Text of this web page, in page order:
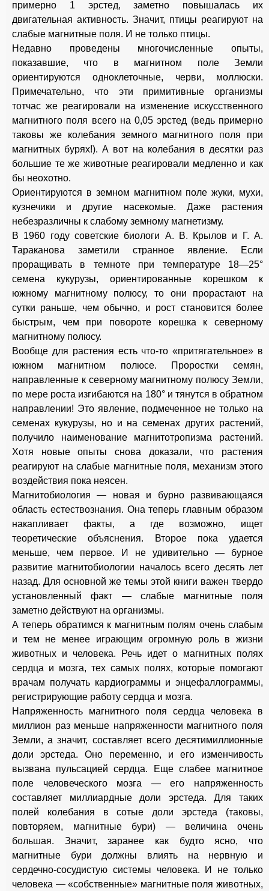
примерно 1 эрстед, заметно повышалась их
двигательная активность. Значит, птицы реагируют на
слабые магнитные поля. И не только птицы.
Недавно проведены многочисленные опыты,
показавшие, что в магнитном поле Земли
ориентируются одноклеточные, черви, моллюски.
Примечательно, что эти примитивные организмы
тотчас же реагировали на изменение искусственного
магнитного поля всего на 0,05 эрстед (ведь примерно
таковы же колебания земного магнитного поля при
магнитных бурях!). А вот на колебания в десятки раз
большие те же животные реагировали медленно и как
бы неохотно.
Ориентируются в земном магнитном поле жуки, мухи,
кузнечики и другие насекомые. Даже растения
небезразличны к слабому земному магнетизму.
В 1960 году советские биологи А. В. Крылов и Г. А.
Тараканова заметили странное явление. Если
проращивать в темноте при температуре 18—25°
семена кукурузы, ориентированные корешком к
южному магнитному полюсу, то они прорастают на
сутки раньше, чем обычно, и рост становится более
быстрым, чем при повороте корешка к северному
магнитному полюсу.
Вообще для растения есть что-то «притягательное» в
южном магнитном полюсе. Проростки семян,
направленные к северному магнитному полюсу Земли,
по мере роста изгибаются на 180° и тянутся в обратном
направлении! Это явление, подмеченное не только на
семенах кукурузы, но и на семенах других растений,
получило наименование магнитотропизма растений.
Хотя новые опыты снова доказали, что растения
реагируют на слабые магнитные поля, механизм этого
воздействия пока неясен.
Магнитобиология — новая и бурно развивающаяся
область естествознания. Она теперь главным образом
накапливает факты, а где возможно, ищет
теоретические объяснения. Второе пока удается
меньше, чем первое. И не удивительно — бурное
развитие магнитобиологии началось всего десять лет
назад. Для основной же темы этой книги важен твердо
установленный факт — слабые магнитные поля
заметно действуют на организмы.
А теперь обратимся к магнитным полям очень слабым
и тем не менее играющим огромную роль в жизни
животных и человека. Речь идет о магнитных полях
сердца и мозга, тех самых полях, которые помогают
врачам получать кардиограммы и энцефаллограммы,
регистрирующие работу сердца и мозга.
Напряженность магнитного поля сердца человека в
миллион раз меньше напряженности магнитного поля
Земли, а значит, составляет всего десятимиллионные
доли эрстеда. Оно переменно, и его изменчивость
вызвана пульсацией сердца. Еще слабее магнитное
поле человеческого мозга — его напряженность
составляет миллиардные доли эрстеда. Для таких
полей колебания в сотые доли эрстеда (таковы,
повторяем, магнитные бури) — величина очень
большая. Значит, заранее как будто ясно, что
магнитные бури должны влиять на нервную и
сердечно-сосудистую системы человека. И не только
человека — «собственные» магнитные поля животных,